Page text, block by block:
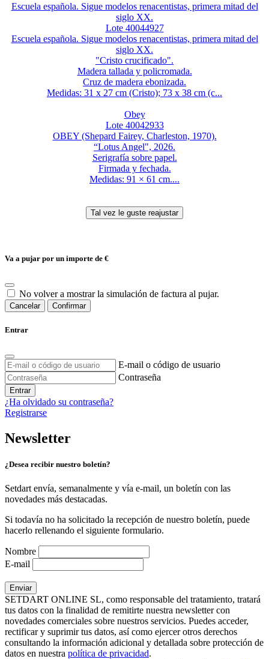
Escuela española. Sigue modelos renacentistas, primera mitad del
siglo XX.
Lote 40044927
Escuela española. Sigue modelos renacentistas, primera mitad del
siglo XX.
"Cristo crucificado".
Madera tallada y policromada.
Cruz de madera ebonizada.
Medidas: 31 x 27 cm (Cristo); 73 x 38 cm (c...
Obey
Lote 40042933
OBEY (Shepard Fairey, Charleston, 1970).
“Lotus Angel", 2026.
Serigrafía sobre papel.
Firmada y fechada.
Medidas: 91 × 61 cm....
Va a pujar por un importe de €
No volver a mostrar la simulación de factura al pujar.
Cancelar Confirmar
Entrar
E-mail o código de usuario
Contraseña
Entrar
¿Ha olvidado su contraseña?
Registrarse
Newsletter
¿Desea recibir nuestro boletín?
Setdart envía, semanalmente y vía e-mail, un boletín con las
novedades más destacadas.
Si todavía no ha solicitado la recepción de nuestro boletín, puede
hacerlo rellenando el siguiente formulario.
Nombre
E-mail
SETDART ONLINE SL, como responsable del tratamiento, tratará
tus datos con la finalidad de remitirte nuestra newsletter con
novedades comerciales sobre nuestros servicios. Puedes acceder,
rectificar y suprimir tus datos, así como ejercer otros derechos
consultando la información adicional y detallada sobre protección de
datos en nuestra política de privacidad.